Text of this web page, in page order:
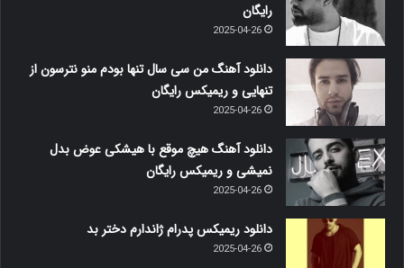
رایگان
2025-04-26
دانلود آهنگ من سی سال تنها بودم منو نترسون از
تنهایی و ریمیکس رایگان
2025-04-26
دانلود آهنگ هیچ موقع با هیشکی عوض بدل
نمیشی و ریمیکس رایگان
2025-04-26
دانلود ریمیکس پدرام ژاندارم دختر بد
2025-04-26